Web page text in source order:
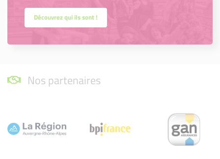
Découvrez qui ils sont !
Nos partenaires